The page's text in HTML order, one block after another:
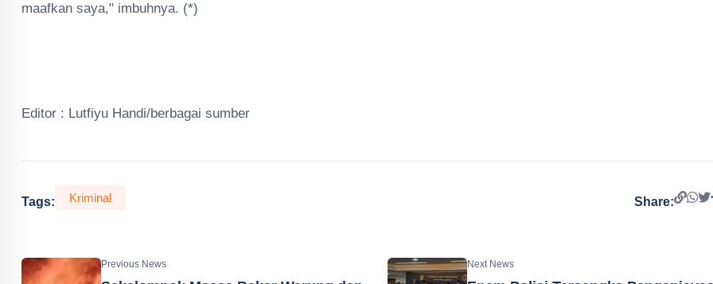
maafkan saya," imbuhnya. (*)
Editor : Lutfiyu Handi/berbagai sumber
Tags: Kriminal Share:
Previous News Next News